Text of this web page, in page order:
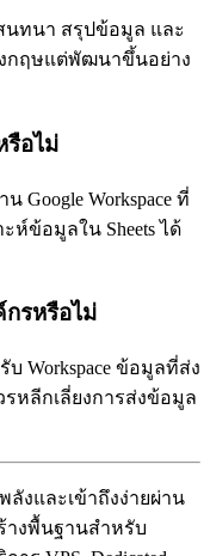
นทนา สรุปข้อมูล และ
กฤษแต่พัฒนาขึ้นอย่าง
รือไม่
Google Workspace ที่
ห์ข้อมูลใน Sheets ได้
รหรือไม่
Workspace ข้อมูลที่ส่ง
รหลีกเลี่ยงการส่งข้อมูล
ลังและเข้าถึงง่ายผ่าน
างพื้นฐานสำหรับ